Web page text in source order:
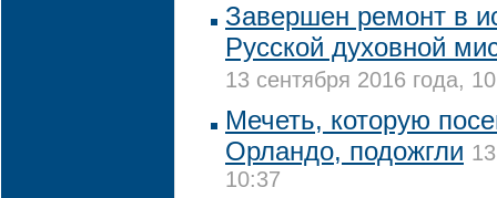
Завершен ремонт в
Русской духовной
13 сентября 2016 года,
Мечеть, которую
Орландо, подожгли
10:37